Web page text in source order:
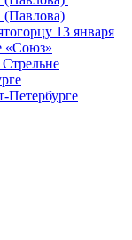
(Павлова)
13 января
«Союз»
Петербурге